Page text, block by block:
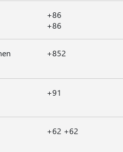
+86
+86
+852
+91
+62 +62